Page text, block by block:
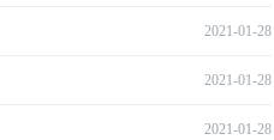
2021-01-28
2021-01-28
2021-01-28